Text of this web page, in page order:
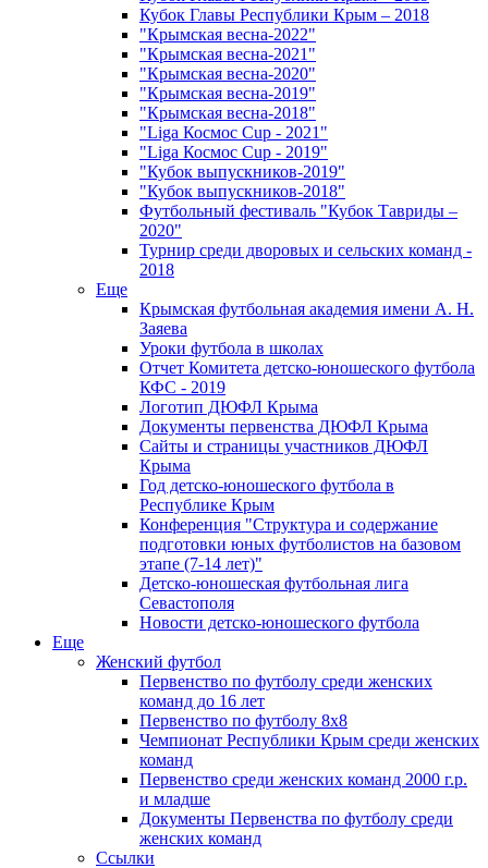
Кубок Главы Республики Крым – 2018
"Крымская весна-2022"
"Крымская весна-2021"
"Крымская весна-2020"
"Крымская весна-2019"
"Крымская весна-2018"
"Liga Космос Cup - 2021"
"Liga Космос Cup - 2019"
"Кубок выпускников-2019"
"Кубок выпускников-2018"
Футбольный фестиваль "Кубок Тавриды –
2020"
Турнир среди дворовых и сельских команд -
2018
Еще
Крымская футбольная академия имени А. Н.
Заяева
Уроки футбола в школах
Отчет Комитета детско-юношеского футбола
КФС - 2019
Логотип ДЮФЛ Крыма
Документы первенства ДЮФЛ Крыма
Сайты и страницы участников ДЮФЛ
Крыма
Год детско-юношеского футбола в
Республике Крым
Конференция "Структура и содержание
подготовки юных футболистов на базовом
этапе (7-14 лет)"
Детско-юношеская футбольная лига
Севастополя
Новости детско-юношеского футбола
Еще
Женский футбол
Первенство по футболу среди женских
команд до 16 лет
Первенство по футболу 8х8
Чемпионат Республики Крым среди женских
команд
Первенство среди женских команд 2000 г.р.
и младше
Документы Первенства по футболу среди
женских команд
Ссылки